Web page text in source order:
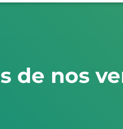
de nos